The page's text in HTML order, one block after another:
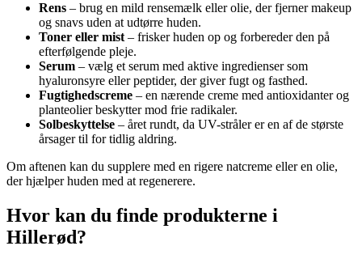
Rens – brug en mild rensemælk eller olie, der fjerner makeup
og snavs uden at udtørre huden.
Toner eller mist – frisker huden op og forbereder den på
efterfølgende pleje.
Serum – vælg et serum med aktive ingredienser som
hyaluronsyre eller peptider, der giver fugt og fasthed.
Fugtighedscreme – en nærende creme med antioxidanter og
planteolier beskytter mod frie radikaler.
Solbeskyttelse – året rundt, da UV-stråler er en af de største
årsager til for tidlig aldring.
Om aftenen kan du supplere med en rigere natcreme eller en olie,
der hjælper huden med at regenerere.
Hvor kan du finde produkterne i
Hillerød?